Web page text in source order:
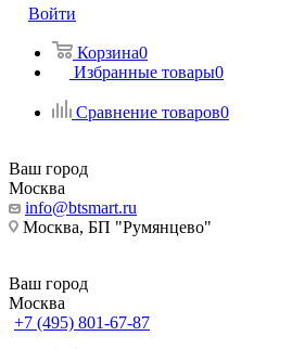
Войти
Корзина0
Избранные товары0
Сравнение товаров0
Ваш город
Москва
info@btsmart.ru
Москва, БП "Румянцево"
Ваш город
Москва
+7 (495) 801-67-87